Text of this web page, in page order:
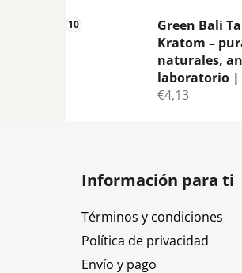
Green Bali
Kratom –
naturales,
laboratorio |
€4,13
Información para ti
Términos y condiciones
Política de privacidad
Envío y pago